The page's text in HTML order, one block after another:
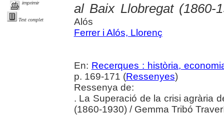
imprimir
Text complet
al Baix Llobregat (1860-
Alós
Ferrer i Alós, Llorenç
En: Recerques : història,
p. 169-171 (Ressenyes)
Ressenya de:
. La Superació de la crisi agrària
(1860-1930) / Gemma Tribó